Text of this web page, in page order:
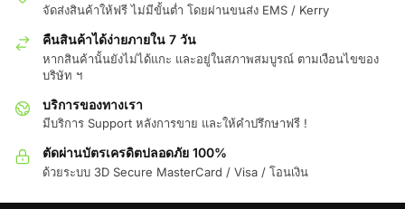
จัดส่งสินค้าให้ฟรี ไม่มีขั้นต่ำ โดยผ่านขนส่ง EMS / Kerry
คืนสินค้าได้ง่ายภายใน 7 วัน
หากสินค้านั้นยังไม่ได้แกะ และอยู่ในสภาพสมบูรณ์ ตามเงือนไขของ
บริษัท ฯ
บริการของทางเรา
มีบริการ Support หลังการขาย และให้คำปรึกษาฟรี !
ตัดผ่านบัตรเครดิตปลอดภัย 100%
ด้วยระบบ 3D Secure MasterCard / Visa / โอนเงิน